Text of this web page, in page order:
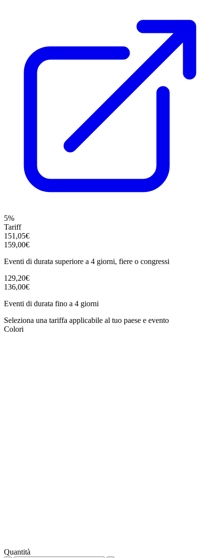
5%
Tariff
151,05€
159,00€
Eventi di durata superiore a 4 giorni, fiere o congressi
129,20€
136,00€
Eventi di durata fino a 4 giorni
Seleziona una tariffa applicabile al tuo paese e evento
Colori
Quantità